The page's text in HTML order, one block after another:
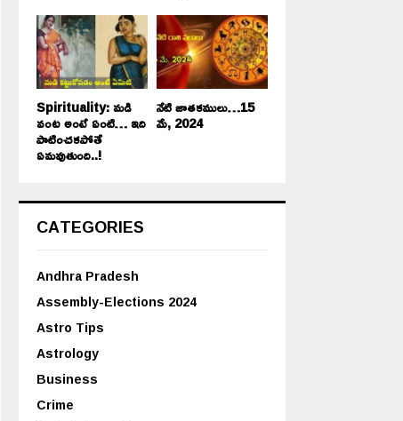
Spirituality: మడి
వంట అంటే ఏంటి… ఇది
పాటించకపోతే
ఏమవుతుంది..!
నేటి జాతకములు…15
మే, 2024
CATEGORIES
Andhra Pradesh
Assembly-Elections 2024
Astro Tips
Astrology
Business
Crime